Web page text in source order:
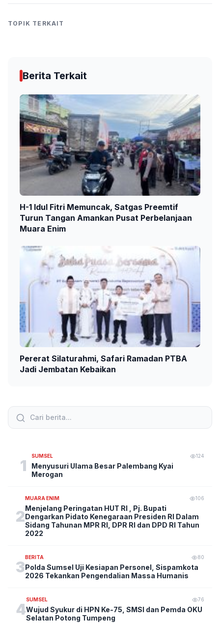
TOPIK TERKAIT
Berita Terkait
H-1 Idul Fitri Memuncak, Satgas Preemtif
Turun Tangan Amankan Pusat Perbelanjaan
Muara Enim
Pererat Silaturahmi, Safari Ramadan PTBA
Jadi Jembatan Kebaikan
1
SUMSEL 124
Menyusuri Ulama Besar Palembang Kyai
Merogan
2
MUARA ENIM 106
Menjelang Peringatan HUT RI , Pj. Bupati
Dengarkan Pidato Kenegaraan Presiden RI Dalam
Sidang Tahunan MPR RI, DPR RI dan DPD RI Tahun
2022
3
BERITA 80
Polda Sumsel Uji Kesiapan Personel, Sispamkota
2026 Tekankan Pengendalian Massa Humanis
4
SUMSEL 76
Wujud Syukur di HPN Ke-75, SMSI dan Pemda OKU
Selatan Potong Tumpeng